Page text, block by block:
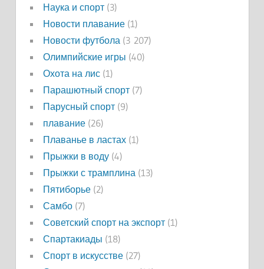
Наука и спорт(3)
Новости плавание(1)
Новости футбола (3 207)
Олимпийские игры (40)
Охота на лис(1)
Парашютный спорт(7)
Парусный спорт(9)
плавание(26)
Плаванье в ластах(1)
Прыжки в воду(4)
Прыжки с трамплина (13)
Пятиборье(2)
Самбо(7)
Советский спорт на экспорт(1)
Спартакиады (18)
Спорт в искусстве(27)